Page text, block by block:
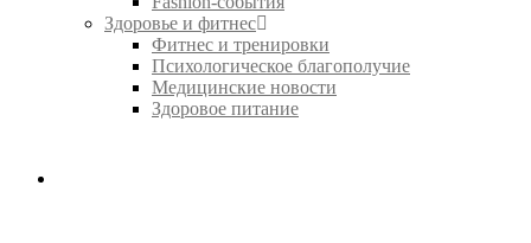
Здоровье и фитнес
Фитнес и тренировки
Психологическое благополучие
Медицинские новости
Здоровое питание